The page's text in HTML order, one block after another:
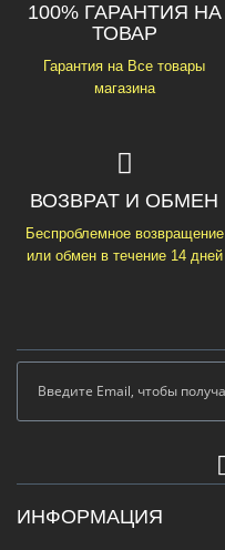
100% ГАРАНТИЯ НА
ТОВАР
Гарантия на Все товары
магазина
ВОЗВРАТ И ОБМЕН
Беспроблемное возвращение
или обмен в течение 14 дней
ИНФОРМАЦИЯ